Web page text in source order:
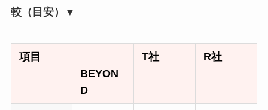
較（目安）▼
項目
BEYON
D
T社 R社